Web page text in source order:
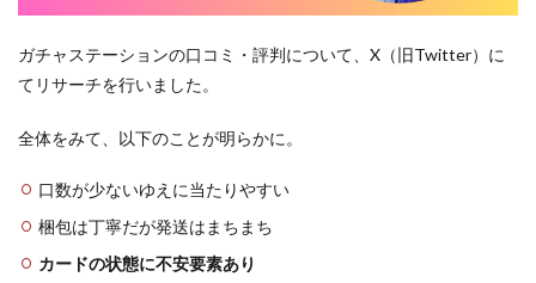
ガチャステーションの口コミ・評判について、X（旧Twitter）に
てリサーチを行いました。
全体をみて、以下のことが明らかに。
口数が少ないゆえに当たりやすい
梱包は丁寧だが発送はまちまち
カードの状態に不安要素あり